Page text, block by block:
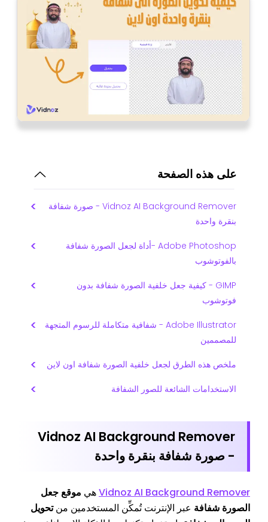
على هذه الصفحة
Vidnoz AI Background Remover - صورة شفافة
بنقرة واحدة
Adobe Photoshop -أداة لجعل الصورة شفافة
بالفوتوشوب
GIMP - كيفية جعل خلفية الصورة شفافة بدون
فوتوشوب
Adobe Illustrator - شفافية متكاملة للرسوم المتجهة
للمصممين
ملخص هذه الطرق لجعل خلفية الصورة شفافة اون لاين
الاستخدامات الشائعة للصور الشفافة
Vidnoz AI Background Remover
- صورة شفافة بنقرة واحدة
Vidnoz AI Background Removerهي موقع جعل
الصورة شفافة عبر الإنترنت تُمكِّن المستخدمين منتحويل